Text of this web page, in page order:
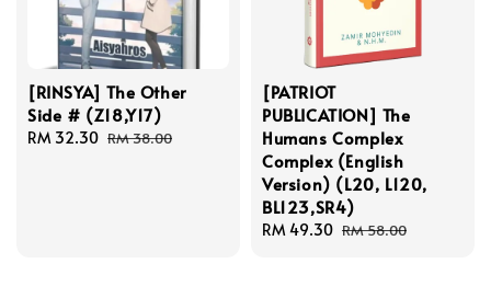
[RINSYA] The Other
Side # (Z18,Y17)
Sale
RM 32.30 Regular
RM 38.00
[PATRIOT
PUBLICATION] The
Humans Complex
Complex (English
Version) (L20, L120,
BL123,SR4)
Sale
RM 49.30 Regular
RM 58.00